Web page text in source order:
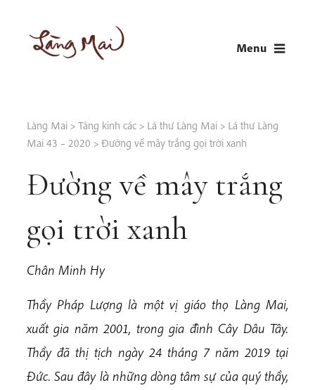
content
Menu
Làng Mai > Tàng kinh các > Lá thư Làng Mai > Lá thư Làng
Mai 43 – 2020 > Đường về mây trắng gọi trời xanh
Đường về mây trắng
gọi trời xanh
Chân Minh Hy
Thầy Pháp Lượng là một vị giáo thọ Làng Mai,
xuất gia năm 2001, trong gia đình Cây Dâu Tây.
Thầy đã thị tịch ngày 24 tháng 7 năm 2019 tại
Đức. Sau đây là những dòng tâm sự của quý thầy,